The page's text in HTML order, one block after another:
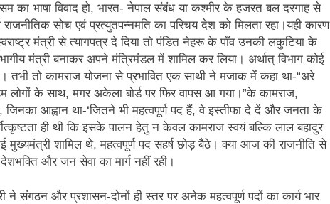
का भाषा विवाद हो, भारत- नेपाल संबंध या कश्मीर के हजरत बल दरगाह से
सोच एवं प्रत्युतपन्नमति का परिचय देश को मिलता रहा।यही कारण
मंत्री से त्यागपत्र दे दिया तो पंडित नेहरू के पाँव उनकी लकुटिया के
मंत्री बनाकर अपने मंत्रिमंडल में शामिल कर लिया। अर्थात् विभाग कोई
तभी तो कामराज योजना से प्रभावित एक साथी ने मजाक में कहा था-“अरे
लोगों के साथ, मगर अकेला बोर्ड पर फिर वापस आ गया।”के कामराज,
आह्वान था-‘जितने भी महत्वपूर्ण पद हैं, वे इस्तीफा दे दें और जनता के
ही थी कि इसके पालन हेतु न केवल कामराज स्वयं बल्कि लाल बहादुर
शामिल थे, महत्वपूर्ण पद सहर्ष छोड़ बैठे। क्या आज की राजनीति से
और जन सेवा का मार्ग नहीं रही।
ने संगठन और प्रशासन-दोनों ही स्तर पर अनेक महत्वपूर्ण पदों का कार्य भार